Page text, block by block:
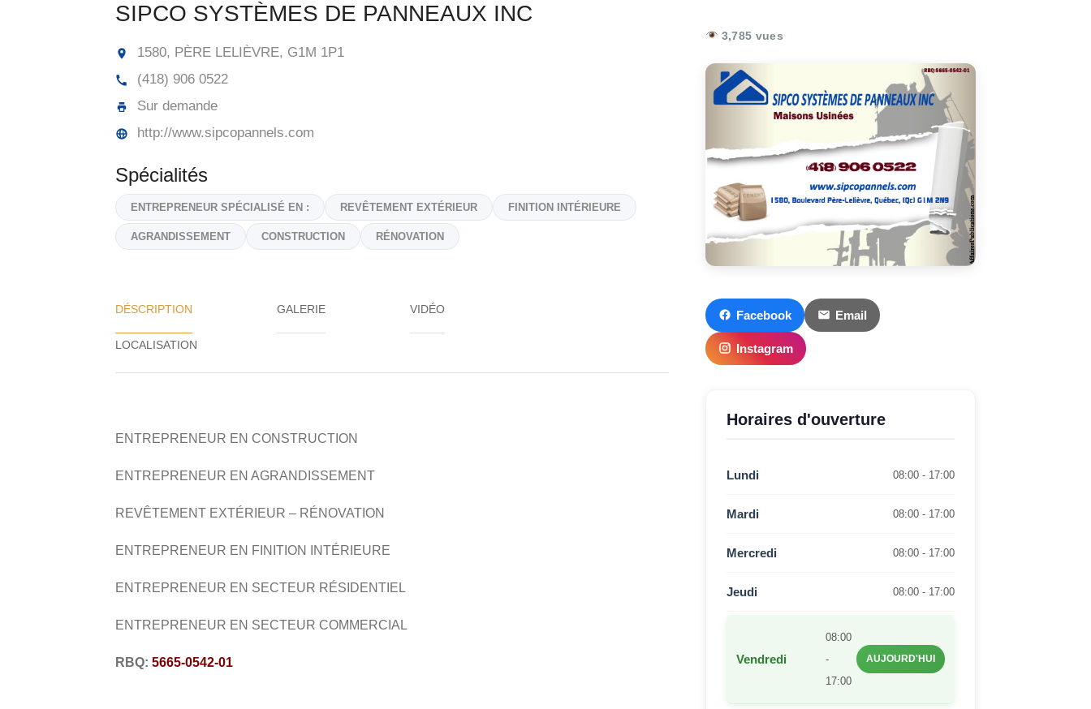
SIPCO SYSTÈMES DE PANNEAUX INC
1580, PÈRE LELIÈVRE, G1M 1P1
(418) 906 0522
Sur demande
http://www.sipcopannels.com
Spécialités
ENTREPRENEUR SPÉCIALISÉ EN : REVÊTEMENT EXTÉRIEUR FINITION INTÉRIEURE
AGRANDISSEMENT CONSTRUCTION RÉNOVATION
DÉSCRIPTION GALERIE VIDÉO
ENTREPRENEUR EN CONSTRUCTION
ENTREPRENEUR EN AGRANDISSEMENT
​REVÊTEMENT EXTÉRIEUR – RÉNOVATION
ENTREPRENEUR EN FINITION INTÉRIEURE
ENTREPRENEUR EN SECTEUR RÉSIDENTIEL
ENTREPRENEUR EN SECTEUR COMMERCIAL
RBQ: 5665-0542-01
3,785 vues
Facebook Email
Instagram
Horaires d'ouverture
Lundi 08:00 - 17:00
Mardi 08:00 - 17:00
Mercredi 08:00 - 17:00
Jeudi 08:00 - 17:00
Vendredi
08:00
-
17:00
AUJOURD'HUI